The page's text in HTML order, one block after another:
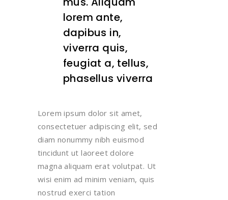
lorem ante,
dapibus in,
viverra quis,
feugiat a, tellus,
phasellus viverra
Lorem ipsum dolor sit amet,
consectetuer adipiscing elit, sed
diam nonummy nibh euismod
tincidunt ut laoreet dolore
magna aliquam erat volutpat. Ut
wisi enim ad minim veniam, quis
nostrud exerci tation